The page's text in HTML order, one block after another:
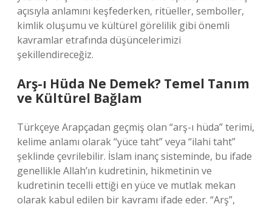
açısıyla anlamını keşfederken, ritüeller, semboller,
kimlik oluşumu ve kültürel görelilik gibi önemli
kavramlar etrafında düşüncelerimizi
şekillendireceğiz.
Arş-ı Hüda Ne Demek? Temel Tanım
ve Kültürel Bağlam
Türkçeye Arapçadan geçmiş olan “arş-ı hüda” terimi,
kelime anlamı olarak “yüce taht” veya “ilahi taht”
şeklinde çevrilebilir. İslam inanç sisteminde, bu ifade
genellikle Allah’ın kudretinin, hikmetinin ve
kudretinin tecelli ettiği en yüce ve mutlak mekan
olarak kabul edilen bir kavramı ifade eder. “Arş”,